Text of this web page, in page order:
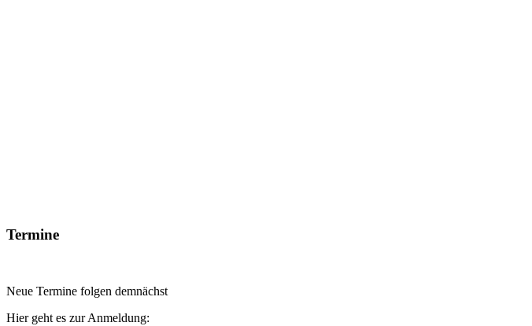
Termine
Neue Termine folgen demnächst
Hier geht es zur Anmeldung: